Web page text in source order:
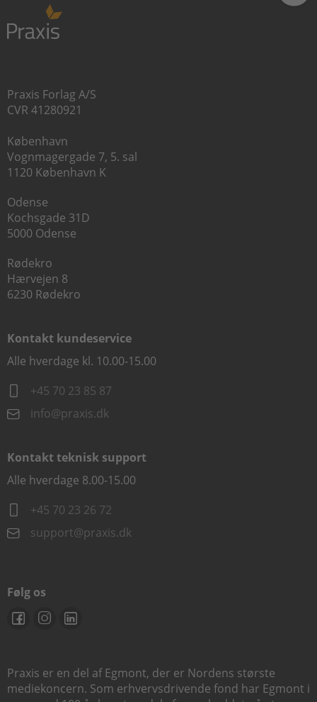
Praxis Forlag A/S
CVR 41280921
København
Vognmagergade 7, 5. sal
1120 København K
Odense
Kochsgade 31D
5000 Odense
Rødekro
Hærvejen 8
6230 Rødekro
Kontakt kundeservice
Alle hverdage kl. 10.00-15.00
+45 70 23 85 87
info@praxis.dk
Kontakt teknisk support
Alle hverdage 8.00-15.00
+45 70 23 26 72
support@praxis.dk
Følg os
Praxis er en del af Egmont, der er Nordens største
mediekoncern. Som erhvervsdrivende fond har Egmont i